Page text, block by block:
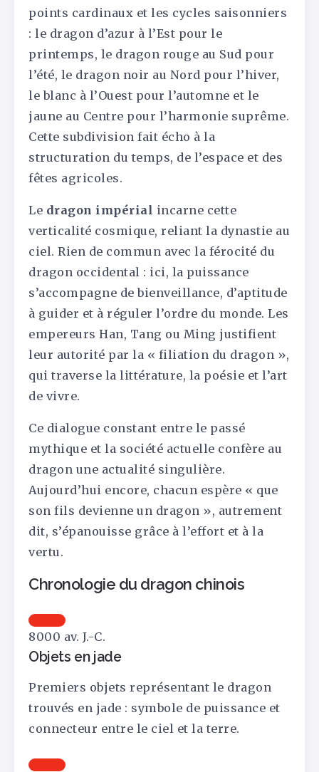
points cardinaux et les cycles saisonniers
: le dragon d’azur à l’Est pour le
printemps, le dragon rouge au Sud pour
l’été, le dragon noir au Nord pour l’hiver,
le blanc à l’Ouest pour l’automne et le
jaune au Centre pour l’harmonie suprême.
Cette subdivision fait écho à la
structuration du temps, de l’espace et des
fêtes agricoles.
Le dragon impérial incarne cette
verticalité cosmique, reliant la dynastie au
ciel. Rien de commun avec la férocité du
dragon occidental : ici, la puissance
s’accompagne de bienveillance, d’aptitude
à guider et à réguler l’ordre du monde. Les
empereurs Han, Tang ou Ming justifient
leur autorité par la « filiation du dragon »,
qui traverse la littérature, la poésie et l’art
de vivre.
Ce dialogue constant entre le passé
mythique et la société actuelle confère au
dragon une actualité singulière.
Aujourd’hui encore, chacun espère « que
son fils devienne un dragon », autrement
dit, s’épanouisse grâce à l’effort et à la
vertu.
Chronologie du dragon chinois
8000 av. J.-C.
Objets en jade
Premiers objets représentant le dragon
trouvés en jade : symbole de puissance et
connecteur entre le ciel et la terre.